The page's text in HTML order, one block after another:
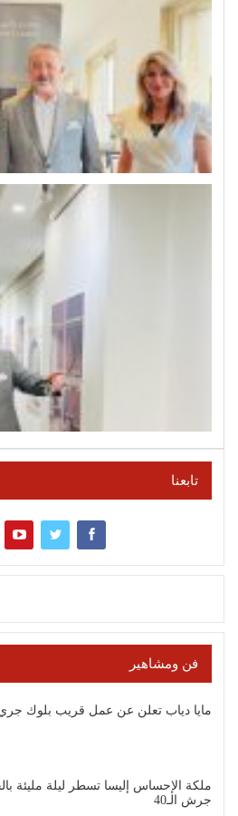
تابعنا
فن ومشاهير
مايا دياب تعلن عن عمل قريب بلوك
ملكة الإحساس إليسا تسطر ليلة مليئة
جرش الـ40